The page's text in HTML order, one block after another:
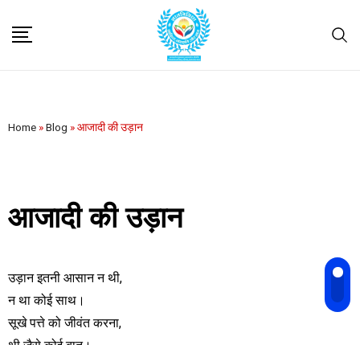
Home »Blog »आजादी की उड़ान
आजादी की उड़ान
उड़ान इतनी आसान न थी,
न था कोई साथ।
सूखे पत्ते को जीवंत करना,